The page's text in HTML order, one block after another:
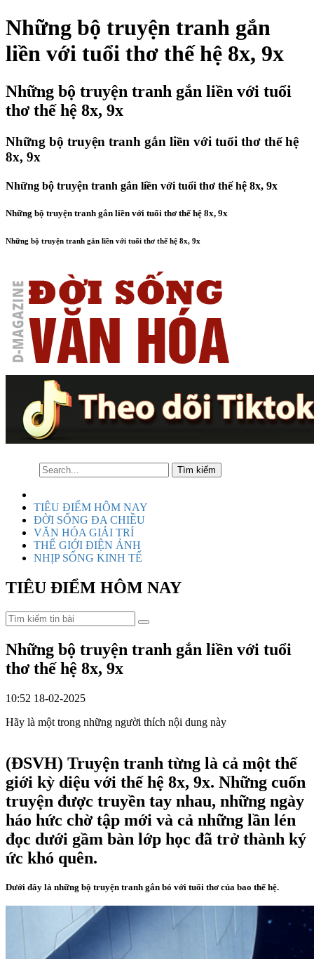
Những bộ truyện tranh gắn
liền với tuổi thơ thế hệ 8x, 9x
Những bộ truyện tranh gắn liền với tuổi
thơ thế hệ 8x, 9x
Những bộ truyện tranh gắn liền với tuổi thơ thế hệ
8x, 9x
Những bộ truyện tranh gắn liền với tuổi thơ thế hệ 8x, 9x
Những bộ truyện tranh gắn liền với tuổi thơ thế hệ 8x, 9x
Những bộ truyện tranh gắn liền với tuổi thơ thế hệ 8x, 9x
TIÊU ĐIỂM HÔM NAY
ĐỜI SỐNG ĐA CHIỀU
VĂN HÓA GIẢI TRÍ
THẾ GIỚI ĐIỆN ẢNH
NHỊP SỐNG KINH TẾ
TIÊU ĐIỂM HÔM NAY
Những bộ truyện tranh gắn liền với tuổi
thơ thế hệ 8x, 9x
10:52 18-02-2025
Hãy là một trong những người thích nội dung này
(ĐSVH) Truyện tranh từng là cả một thế
giới kỳ diệu với thế hệ 8x, 9x. Những cuốn
truyện được truyền tay nhau, những ngày
háo hức chờ tập mới và cả những lần lén
đọc dưới gầm bàn lớp học đã trở thành ký
ức khó quên.
Dưới đây là những bộ truyện tranh gắn bó với tuổi thơ của bao thế hệ.